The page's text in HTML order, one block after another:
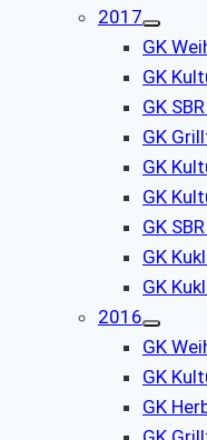
2017
GK
GK
GK
GK
GK
GK
GK
GK
GK
2016
GK
GK
GK